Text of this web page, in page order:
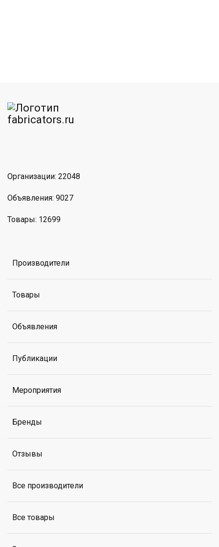
Организации: 22048
Объявления: 9027
Товары: 12699
Производители
Товары
Объявления
Публикации
Мероприятия
Бренды
Отзывы
Все производители
Все товары